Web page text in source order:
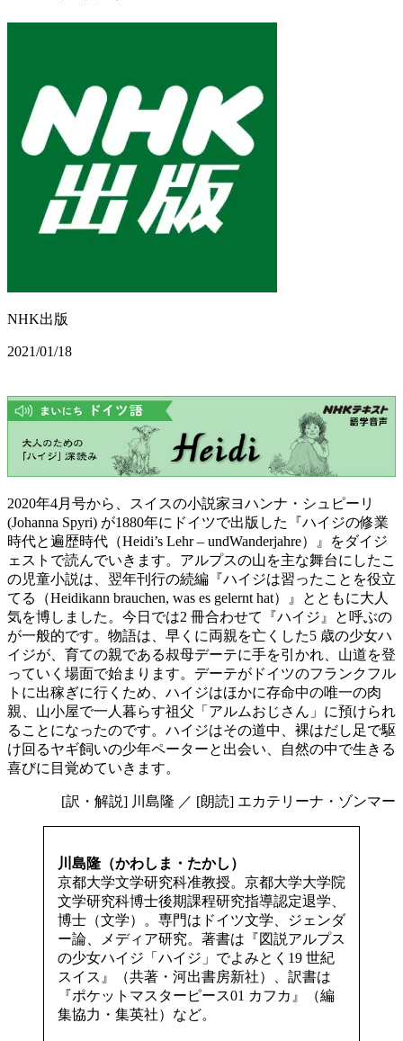
NHK出版
2021/01/18
2020年4月号から、スイスの小説家ヨハンナ・シュピーリ
(Johanna Spyri) が1880年にドイツで出版した『ハイジの修業
時代と遍歴時代（Heidi’s Lehr – undWanderjahre）』をダイジ
ェストで読んでいきます。アルプスの山を主な舞台にしたこ
の児童小説は、翌年刊行の続編『ハイジは習ったことを役立
てる（Heidikann brauchen, was es gelernt hat）』とともに大人
気を博しました。今日では2 冊合わせて『ハイジ』と呼ぶの
が一般的です。物語は、早くに両親を亡くした5 歳の少女ハ
イジが、育ての親である叔母デーテに手を引かれ、山道を登
っていく場面で始まります。デーテがドイツのフランクフル
トに出稼ぎに行くため、ハイジはほかに存命中の唯一の肉
親、山小屋で一人暮らす祖父「アルムおじさん」に預けられ
ることになったのです。ハイジはその道中、裸はだし足で駆
け回るヤギ飼いの少年ペーターと出会い、自然の中で生きる
喜びに目覚めていきます。
[訳・解説] 川島隆 ／ [朗読] エカテリーナ・ゾンマー
川島隆（かわしま・たかし）
京都大学文学研究科准教授。京都大学大学院
文学研究科博士後期課程研究指導認定退学、
博士（文学）。専門はドイツ文学、ジェンダ
ー論、メディア研究。著書は『図説アルプス
の少女ハイジ「ハイジ」でよみとく19 世紀
スイス』（共著・河出書房新社）、訳書は
『ポケットマスターピース01 カフカ』（編
集協力・集英社）など。